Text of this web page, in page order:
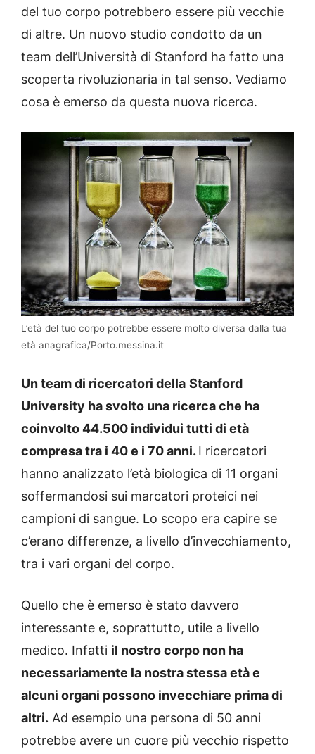
del tuo corpo potrebbero essere più vecchie
di altre. Un nuovo studio condotto da un
team dell’Università di Stanford ha fatto una
scoperta rivoluzionaria in tal senso. Vediamo
cosa è emerso da questa nuova ricerca.
L’età del tuo corpo potrebbe essere molto diversa dalla tua
età anagrafica/Porto.messina.it
Un team di ricercatori della Stanford
University ha svolto una ricerca che ha
coinvolto44.500 individui tutti di età
compresa tra i 40 e i 70 anni. I ricercatori
hanno analizzato l’età biologica di 11 organi
soffermandosi sui marcatori proteici nei
campioni di sangue. Lo scopo era capire se
c’erano differenze, a livello d’invecchiamento,
tra i vari organi del corpo.
Quello che è emerso è stato davvero
interessante e, soprattutto, utile a livello
medico. Infatti il nostro corpo non ha
necessariamente la nostra stessa età e
alcuni organi possono invecchiare prima di
altri. Ad esempio una persona di 50 anni
potrebbe avere un cuore più vecchio rispetto